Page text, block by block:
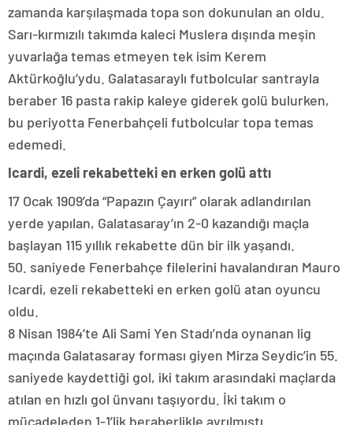
zamanda karşılaşmada topa son dokunulan an oldu.
Sarı-kırmızılı takımda kaleci Muslera dışında meşin
yuvarlağa temas etmeyen tek isim Kerem
Aktürkoğlu’ydu. Galatasaraylı futbolcular santrayla
beraber 16 pasta rakip kaleye giderek golü bulurken,
bu periyotta Fenerbahçeli futbolcular topa temas
edemedi.
Icardi, ezeli rekabetteki en erken golü attı
17 Ocak 1909’da “Papazın Çayırı” olarak adlandırılan
yerde yapılan, Galatasaray’ın 2-0 kazandığı maçla
başlayan 115 yıllık rekabette dün bir ilk yaşandı.
50. saniyede Fenerbahçe filelerini havalandıran Mauro
Icardi, ezeli rekabetteki en erken golü atan oyuncu
oldu.
8 Nisan 1984’te Ali Sami Yen Stadı’nda oynanan lig
maçında Galatasaray forması giyen Mirza Seydic’in 55.
saniyede kaydettiği gol, iki takım arasındaki maçlarda
atılan en hızlı gol ünvanı taşıyordu. İki takım o
mücadeleden 1-1’lik beraberlikle ayrılmıştı.